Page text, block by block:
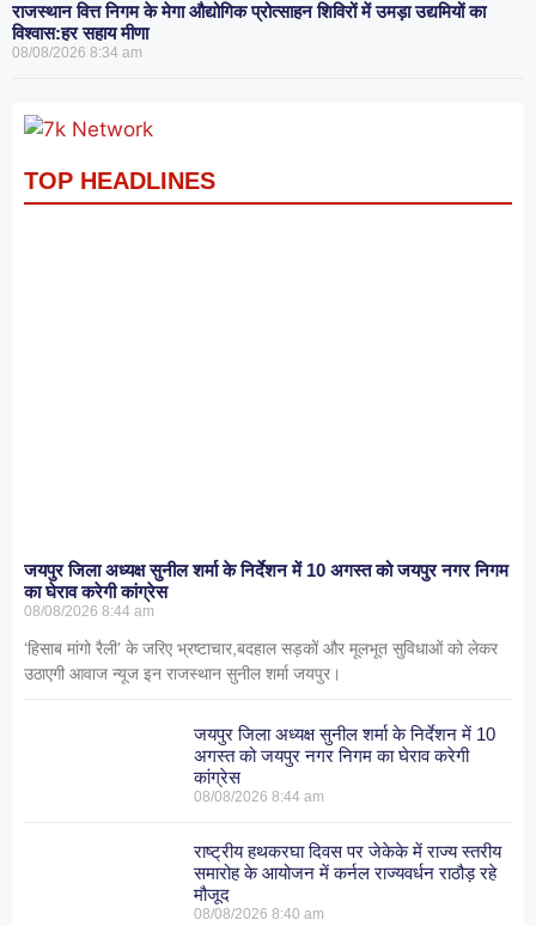
राजस्थान वित्त निगम के मेगा औद्योगिक प्रोत्साहन शिविरों में उमड़ा उद्यमियों का
विश्वास:हर सहाय मीणा
08/08/2026 8:34 am
TOP HEADLINES
जयपुर जिला अध्यक्ष सुनील शर्मा के निर्देशन में 10 अगस्त को जयपुर नगर निगम
का घेराव करेगी कांग्रेस
08/08/2026 8:44 am
‘हिसाब मांगो रैली’ के जरिए भ्रष्टाचार,बदहाल सड़कों और मूलभूत सुविधाओं को लेकर
उठाएगी आवाज न्यूज इन राजस्थान सुनील शर्मा जयपुर।
जयपुर जिला अध्यक्ष सुनील शर्मा के निर्देशन में 10
अगस्त को जयपुर नगर निगम का घेराव करेगी
कांग्रेस
08/08/20268:44 am
राष्ट्रीय हथकरघा दिवस पर जेकेके में राज्य स्तरीय
समारोह के आयोजन में कर्नल राज्यवर्धन राठौड़ रहे
मौजूद
08/08/20268:40 am